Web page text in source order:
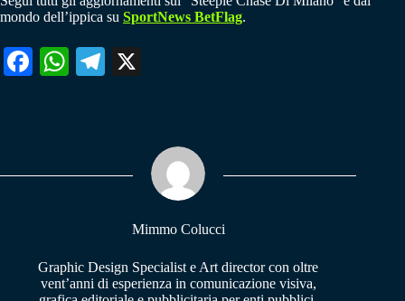
mondo dell’ippica su SportNews BetFlag.
Fa W
pp
Te
m
Mimmo Colucci
Graphic Design Specialist e Art director con oltre
vent’anni di esperienza in comunicazione visiva,